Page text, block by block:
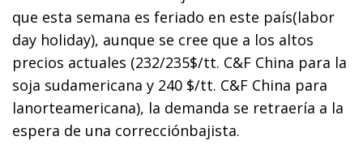
que esta semana es feriado en este país(labor
day holiday), aunque se cree que a los altos
precios actuales (232/235$/tt. C&F China para la
soja sudamericana y 240 $/tt. C&F China para
lanorteamericana), la demanda se retraería a la
espera de una correcciónbajista.